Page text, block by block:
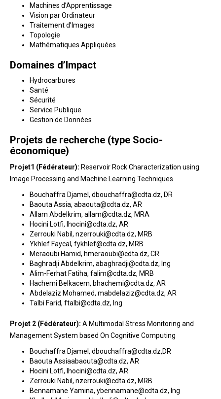
Machines d’Apprentissage
Vision par Ordinateur
Traitement d’Images
Topologie
Mathématiques Appliquées
Domaines d’Impact
Hydrocarbures
Santé
Sécurité
Service Publique
Gestion de Données
Projets de recherche (type Socio-
économique)
Projet1 (Fédérateur): Reservoir Rock Characterization using
Image Processing and Machine Learning Techniques
Bouchaffra Djamel, dbouchaffra@cdta.dz, DR
Baouta Assia, abaouta@cdta.dz, AR
Allam Abdelkrim, allam@cdta.dz, MRA
Hocini Lotfi, lhocini@cdta.dz, AR
Zerrouki Nabil, nzerrouki@cdta.dz, MRB
Ykhlef Faycal, fykhlef@cdta.dz, MRB
Meraoubi Hamid, hmeraoubi@cdta.dz, CR
Baghradji Abdelkrim, abaghradji@cdta.dz, Ing
Alim-Ferhat Fatiha, falim@cdta.dz, MRB
Hachemi Belkacem, bhachemi@cdta.dz, AR
Abdelaziz Mohamed, mabdelaziz@cdta.dz, AR
Talbi Farid, ftalbi@cdta.dz, Ing
Projet 2 (Fédérateur): A Multimodal Stress Monitoring and
Management System based On Cognitive Computing
Bouchaffra Djamel, dbouchaffra@cdta.dz,DR
Baouta Assiaabaouta@cdta.dz, AR
Hocini Lotfi, lhocini@cdta.dz, AR
Zerrouki Nabil, nzerrouki@cdta.dz, MRB
Bennamane Yamina, ybennamane@cdta.dz, Ing